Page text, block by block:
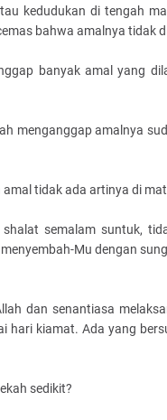
kedudukan di tengah
bahwa amalnya tidak
banyak amal yang
menganggap amalnya
amal tidak ada artinya di
semalam suntuk,
Mu dengan
dan senantiasa
hari kiamat. Ada yang
sedikit?